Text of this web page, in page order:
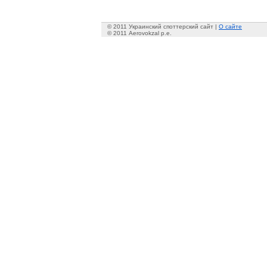
© 2011 Украинский споттерский сайт | О сайте
© 2011 Aerovokzal p.e.